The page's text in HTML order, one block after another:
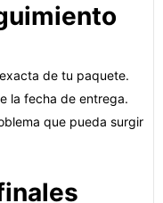
de tu paquete.
la fecha de entrega.
que pueda surgir